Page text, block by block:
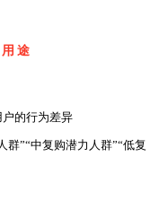
途
户的行为差异
群”“中复购潜力人群”“低复